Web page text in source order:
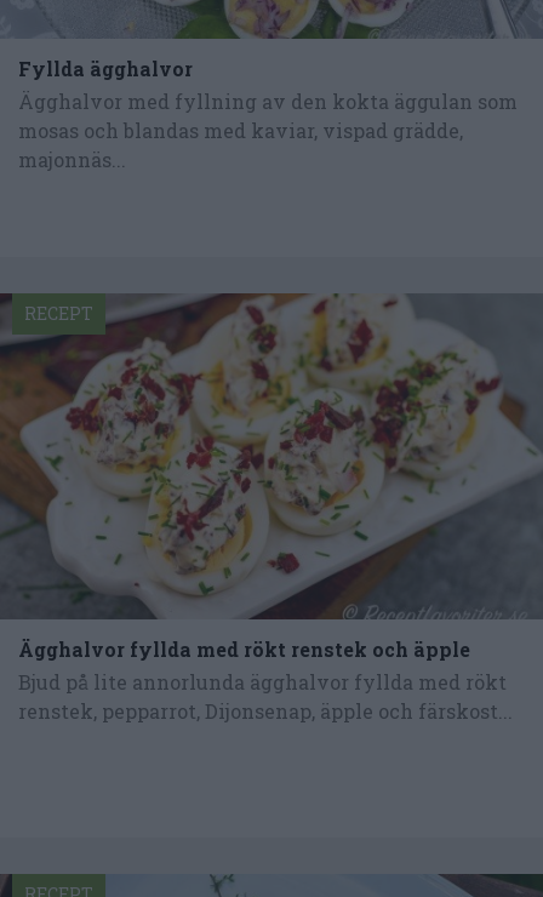
Fyllda ägghalvor
Ägghalvor med fyllning av den kokta äggulan som
mosas och blandas med kaviar, vispad grädde,
majonnäs...
Ägghalvor fyllda med rökt renstek och äpple
Bjud på lite annorlunda ägghalvor fyllda med rökt
renstek, pepparrot, Dijonsenap, äpple och färskost...
RECEPT